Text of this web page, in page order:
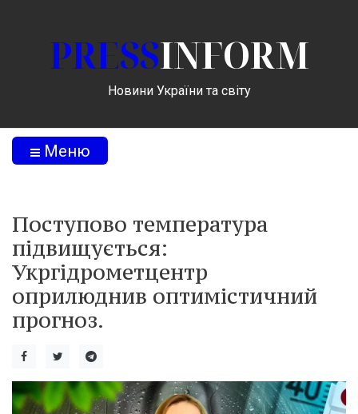
PRESSINFORM
Новини України та світу
Меню
Поступово температура
підвищується:
Укргідрометцентр
оприлюднив оптимістичний
прогноз.